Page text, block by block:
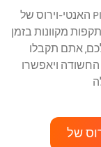
האנטי-וירוס של PIA סורק את ה-PC שלכם בכל רגע כדי למצוא
מקוונות בזמן
שלכם, אתם תקבלו
ויאפשרו